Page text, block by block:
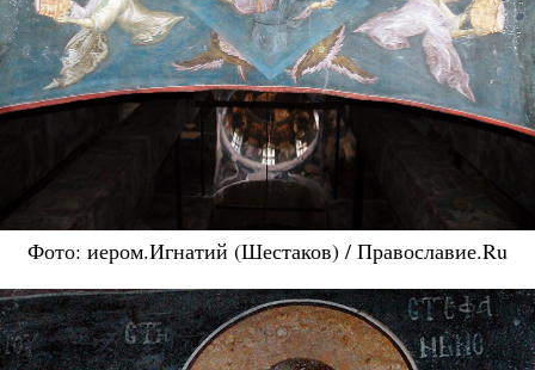
Фото: иером.Игнатий (Шестаков) / Православие.Ru